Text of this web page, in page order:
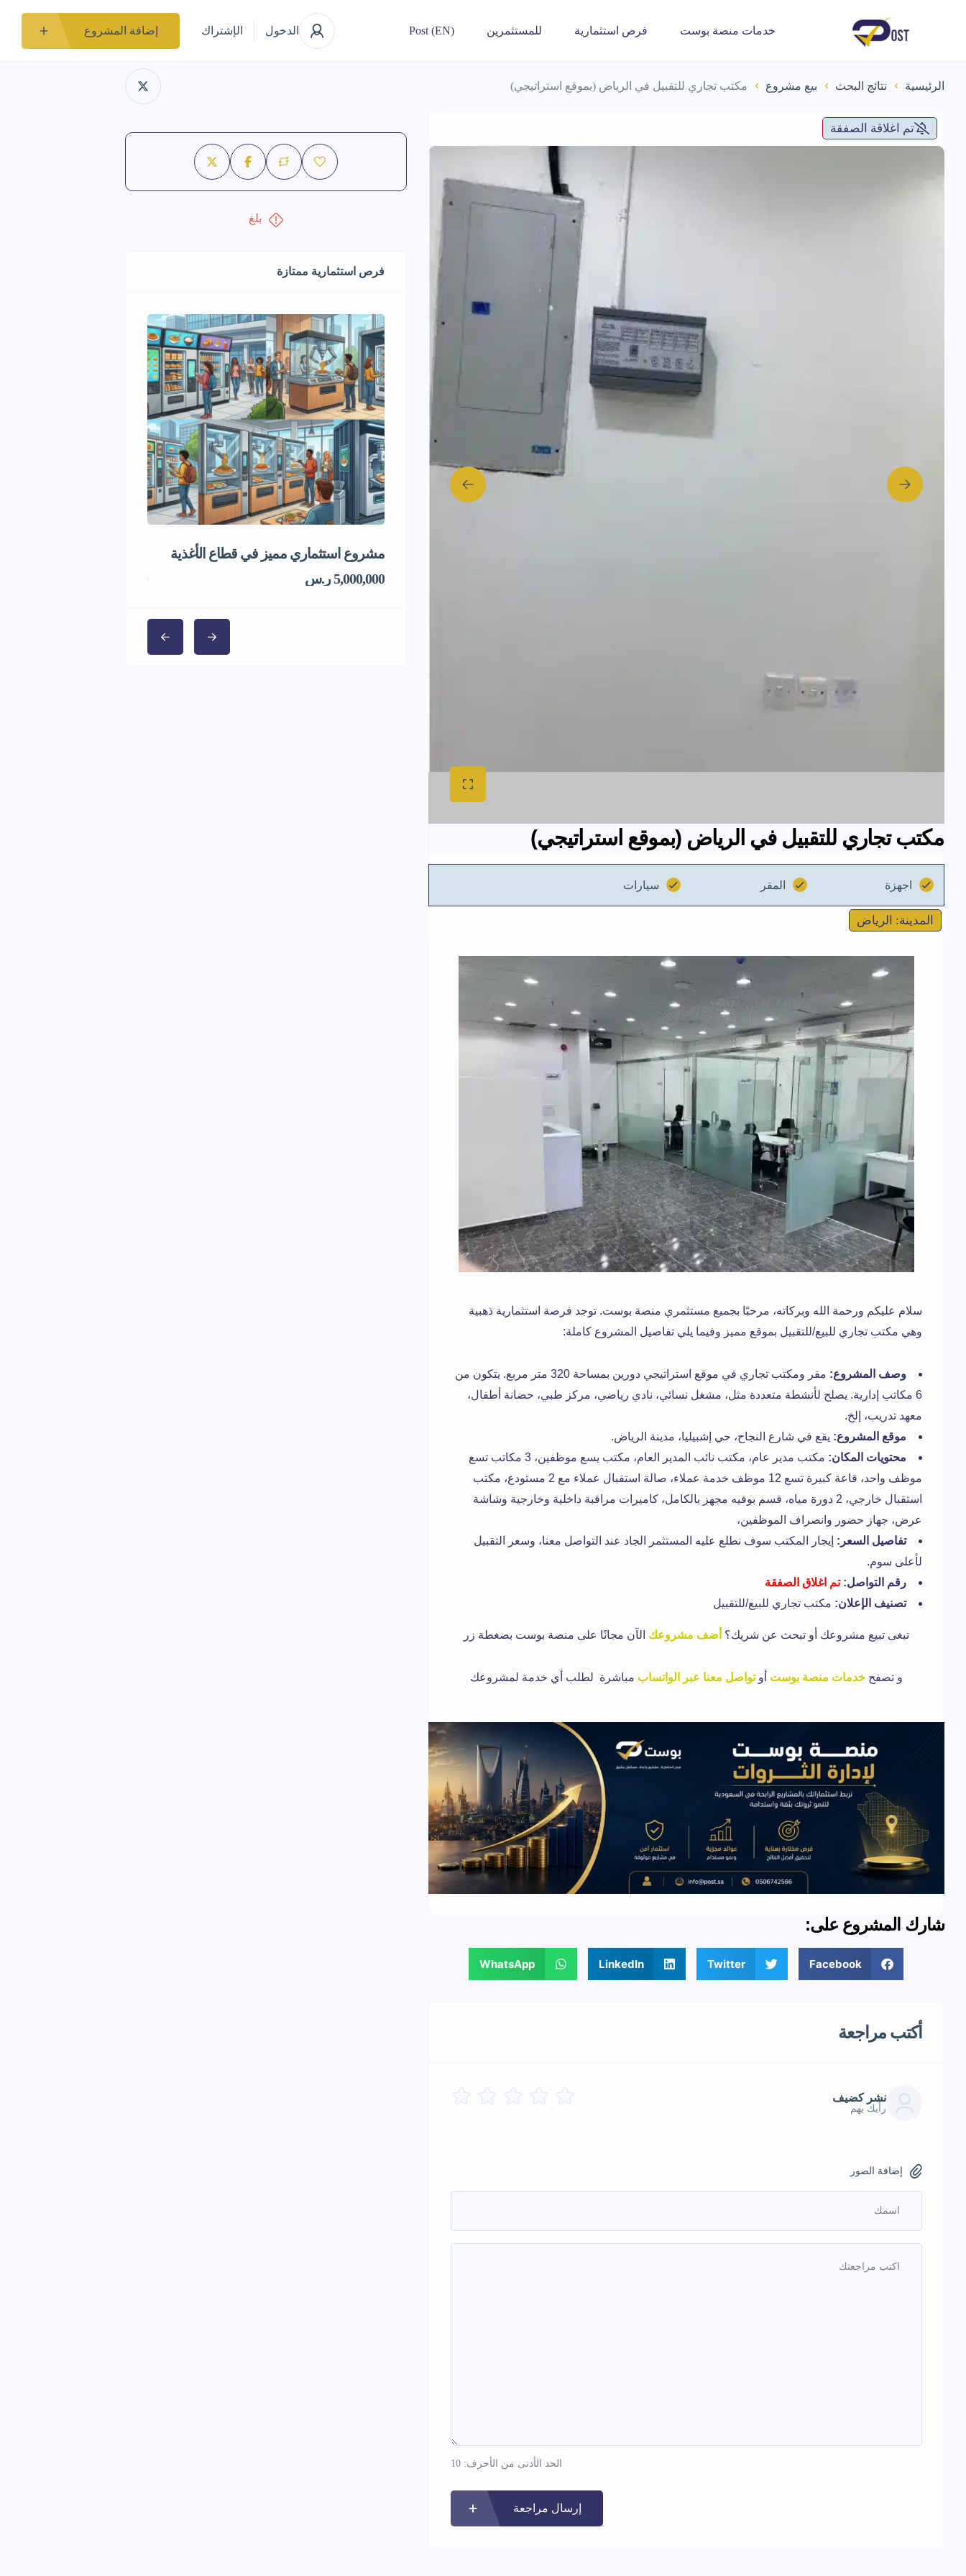
خدمات منصة بوست فرص استثمارية للمستثمرين Post (EN) الدخول الإشتراك إضافة المشروع
الرئيسية نتائج البحث بيع مشروع مكتب تجاري للتقبيل في الرياض (بموقع استراتيجي)
تم اغلاقة الصفقة
مكتب تجاري للتقبيل في الرياض (بموقع استراتيجي)
اجهزة المقر سيارات
المدينة: الرياض
سلام عليكم ورحمة الله وبركاته، مرحبًا بجميع مستثمري منصة بوست. توجد فرصة استثمارية ذهبية
وهي مكتب تجاري للبيع/للتقبيل بموقع مميز وفيما يلي تفاصيل المشروع كاملة:
وصف المشروع:
مقر ومكتب تجاري في موقع استراتيجي دورين بمساحة 320 متر مربع. يتكون من
6 مكاتب إدارية. يصلح لأنشطة متعددة مثل، مشغل نسائي، نادي رياضي، مركز طبي، حضانة أطفال،
معهد تدريب، إلخ.
موقع المشروع: يقع في شارع النجاح، حي إشبيليا، مدينة الرياض.
محتويات المكان:
مكتب مدير عام، مكتب نائب المدير العام، مكتب يسع موظفين، 3 مكاتب تسع
موظف واحد، قاعة كبيرة تسع 12 موظف خدمة عملاء، صالة استقبال عملاء مع 2 مستودع، مكتب
استقبال خارجي، 2 دورة مياه، قسم بوفيه مجهز بالكامل، كاميرات مراقبة داخلية وخارجية وشاشة
عرض، جهاز حضور وانصراف الموظفين،
تفاصيل السعر: إيجار المكتب سوف نطلع عليه المستثمر الجاد عند التواصل معنا، وسعر التقبيل
لأعلى سوم.
رقم التواصل:تم اغلاق الصفقة
تصنيف الإعلان: مكتب تجاري للبيع/للتقبيل
تبغى تبيع مشروعك أو تبحث عن شريك؟ أضف مشروعك الآن مجانًا على منصة بوست بضغطة زر
و تصفحخدمات منصة بوست أو تواصل معنا عبر الواتساب مباشرة لطلب أي خدمة لمشروعك
شارك المشروع على:
Facebook
Twitter
LinkedIn
WhatsApp
أكتب مراجعة
نشر كضيف
رأيك يهم
إضافة الصور
الحد الأدنى من الأحرف: 10
إرسال مراجعة
بلغ
فرص استثمارية ممتازة
مشروع استثماري مميز في قطاع الأغذية
5,000,000 ر.س
1,000,000 ر.س